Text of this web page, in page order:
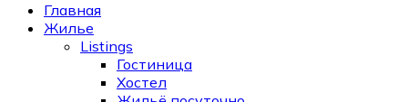
Главная
Жилье
Listings
Гостиница
Хостел